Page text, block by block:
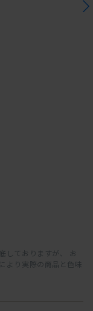
しておりますが、 お
より実際の商品と色味